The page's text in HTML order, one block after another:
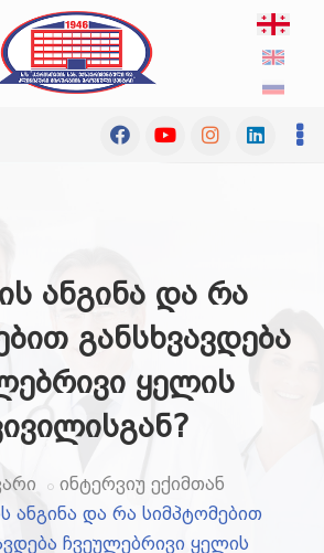
ანგინა და რა
განსხვავდება
ყელის
ინტერვიუ ექიმთან
ანგინა და რა სიმპტომებით
ჩვეულებრივი ყელის